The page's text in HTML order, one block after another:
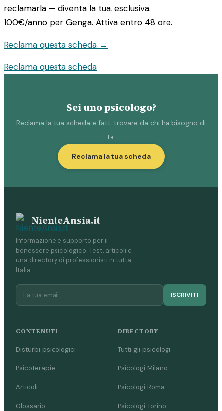
reclamarla — diventa la tua, esclusiva.
100€/anno per Genga. Attiva entro 48 ore.
Reclama questa scheda →
Reclama questa scheda
Sei uno psicologo?
Reclama la tua scheda e fatti trovare da chi ha bisogno di
te.
Reclama la tua scheda
NienteAnsia.it
Informazione e supporto per il
benessere psicologico. Test, articoli e
una directory di professionisti in tutta
Italia.
ISCRIVITI
CONTENUTI
Disturbi psicologici
Psicoterapie
Articoli
Glossario
DIRECTORY
Tutti gli psicologi
Psicologi Milano
Psicologi Roma
Psicologi Torino